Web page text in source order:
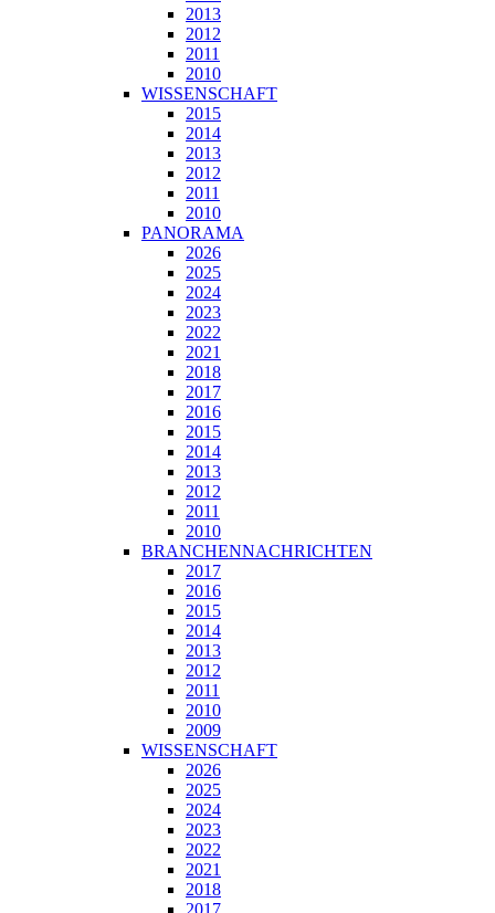
2013
2012
2011
2010
WISSENSCHAFT
2015
2014
2013
2012
2011
2010
PANORAMA
2026
2025
2024
2023
2022
2021
2018
2017
2016
2015
2014
2013
2012
2011
2010
BRANCHENNACHRICHTEN
2017
2016
2015
2014
2013
2012
2011
2010
2009
WISSENSCHAFT
2026
2025
2024
2023
2022
2021
2018
2017